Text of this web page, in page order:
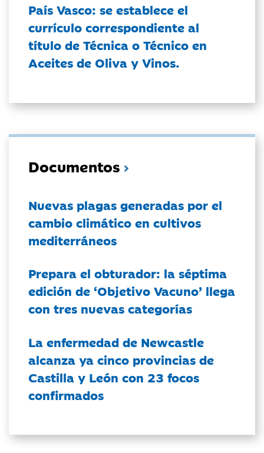
País Vasco: se establece el
currículo correspondiente al
título de Técnica o Técnico en
Aceites de Oliva y Vinos.
Documentos
Nuevas plagas generadas por el
cambio climático en cultivos
mediterráneos
Prepara el obturador: la séptima
edición de ‘Objetivo Vacuno’ llega
con tres nuevas categorías
La enfermedad de Newcastle
alcanza ya cinco provincias de
Castilla y León con 23 focos
confirmados